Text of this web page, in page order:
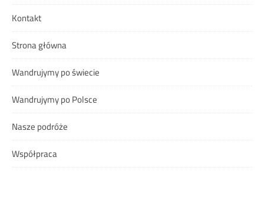
Kontakt
Strona główna
Wandrujymy po świecie
Wandrujymy po Polsce
Nasze podróże
Współpraca